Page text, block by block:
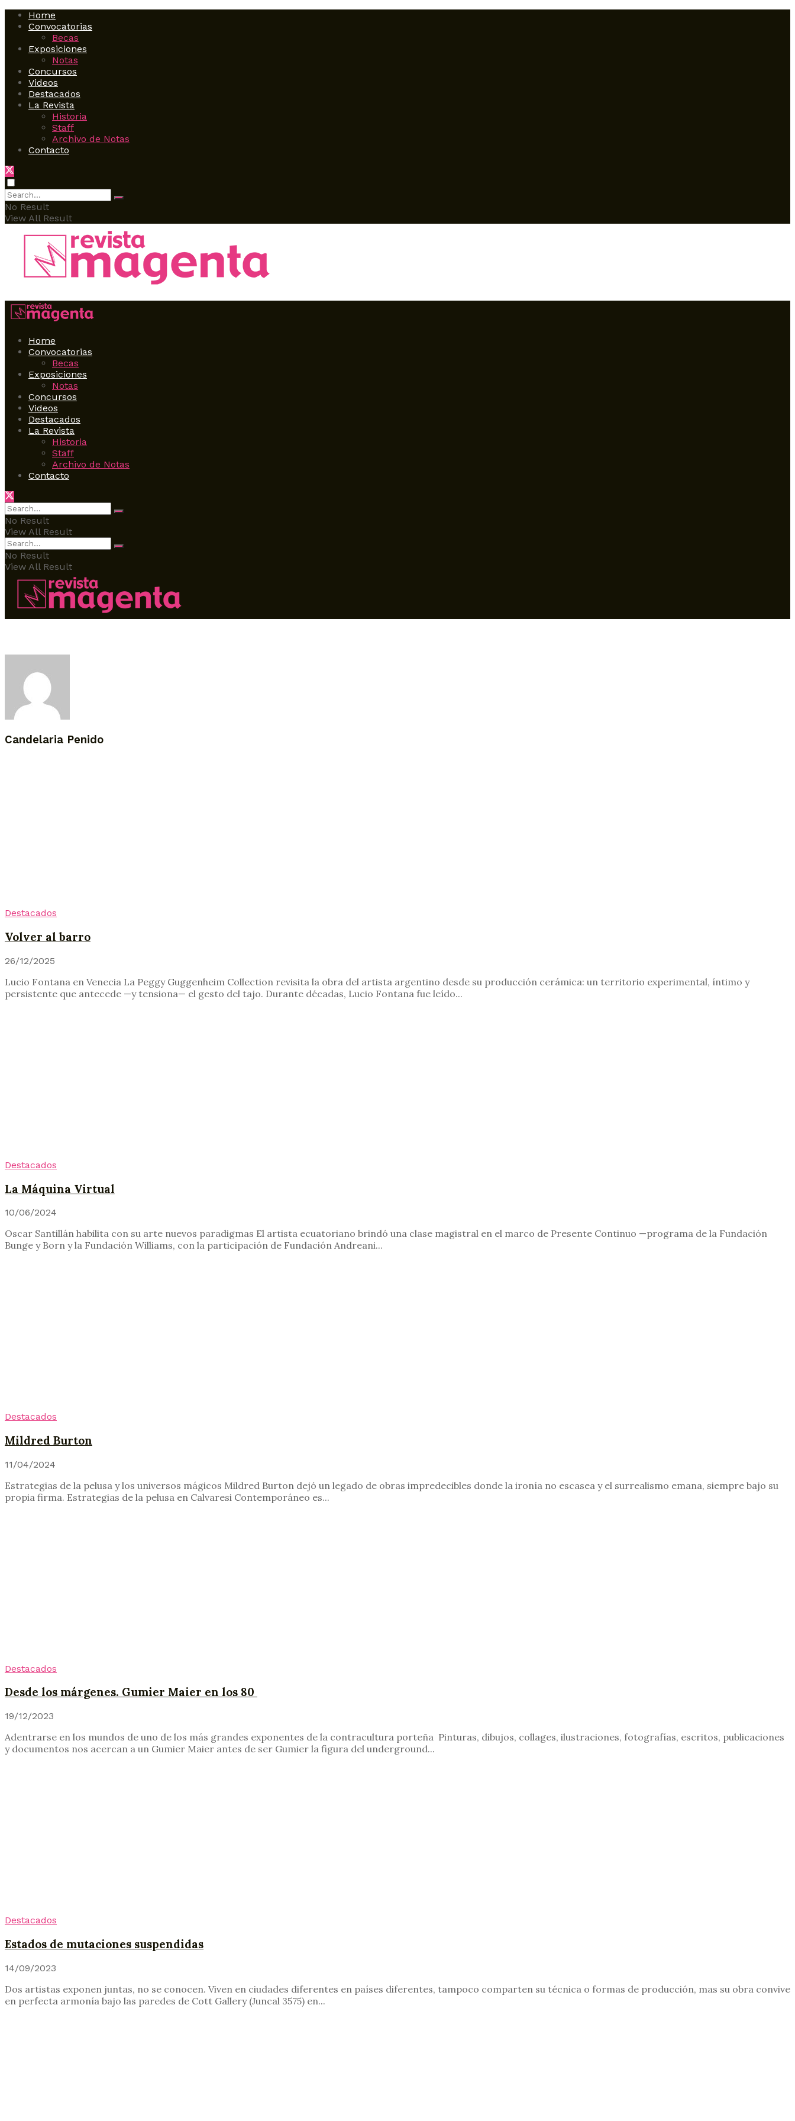
Home
Convocatorias
Becas
Exposiciones
Notas
Concursos
Videos
Destacados
La Revista
Historia
Staff
Archivo de Notas
Contacto
No Result
View All Result
Home
Convocatorias
Becas
Exposiciones
Notas
Concursos
Videos
Destacados
La Revista
Historia
Staff
Archivo de Notas
Contacto
No Result
View All Result
No Result
View All Result
Candelaria Penido
Destacados
Volver al barro
26/12/2025
Lucio Fontana en Venecia La Peggy Guggenheim Collection revisita la obra del artista argentino desde su producción cerámica: un territorio experimental, íntimo y
persistente que antecede —y tensiona— el gesto del tajo. Durante décadas, Lucio Fontana fue leído...
Destacados
La Máquina Virtual
10/06/2024
Oscar Santillán habilita con su arte nuevos paradigmas El artista ecuatoriano brindó una clase magistral en el marco de Presente Continuo —programa de la Fundación
Bunge y Born y la Fundación Williams, con la participación de Fundación Andreani...
Destacados
Mildred Burton
11/04/2024
Estrategias de la pelusa y los universos mágicos Mildred Burton dejó un legado de obras impredecibles donde la ironía no escasea y el surrealismo emana, siempre bajo su
propia firma. Estrategias de la pelusa en Calvaresi Contemporáneo es...
Destacados
Desde los márgenes. Gumier Maier en los 80
19/12/2023
Adentrarse en los mundos de uno de los más grandes exponentes de la contracultura porteña Pinturas, dibujos, collages, ilustraciones, fotografías, escritos, publicaciones
y documentos nos acercan a un Gumier Maier antes de ser Gumier la figura del underground...
Destacados
Estados de mutaciones suspendidas
14/09/2023
Dos artistas exponen juntas, no se conocen. Viven en ciudades diferentes en países diferentes, tampoco comparten su técnica o formas de producción, mas su obra convive
en perfecta armonía bajo las paredes de Cott Gallery (Juncal 3575) en...